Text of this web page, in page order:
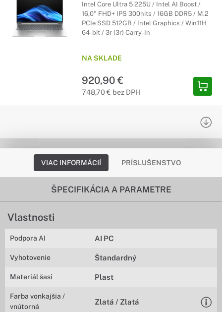
Intel Core Ultra 5 225U / Intel AI Boost /
16,0" FHD+ IPS 300nits / 16GB DDR5 / M.2
PCIe SSD 512GB / Intel Graphics / Win11H
64-bit / 3r (3r) Carry-In
NA SKLADE
920,90 €
748,70 € bez DPH
VIAC INFORMÁCIÍ PRÍSLUŠENSTVO
ŠPECIFIKÁCIA A PARAMETRE
Vlastnosti
Podpora AI AI PC
Vyhotovenie Štandardný
Materiál šasi Plast
Farba vonkajšia /
vnútorná
Zlatá / Zlatá